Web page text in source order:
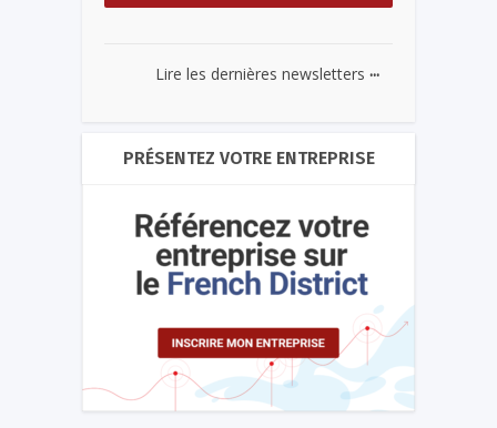
Lire les dernières newsletters ...
PRÉSENTEZ VOTRE ENTREPRISE